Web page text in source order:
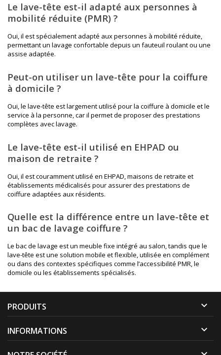
Le lave-tête est-il adapté aux personnes à
mobilité réduite (PMR) ?
Oui, il est spécialement adapté aux personnes à mobilité réduite,
permettant un lavage confortable depuis un fauteuil roulant ou une
assise adaptée.
Peut-on utiliser un lave-tête pour la coiffure
à domicile ?
Oui, le lave-tête est largement utilisé pour la coiffure à domicile et le
service à la personne, car il permet de proposer des prestations
complètes avec lavage.
Le lave-tête est-il utilisé en EHPAD ou
maison de retraite ?
Oui, il est couramment utilisé en EHPAD, maisons de retraite et
établissements médicalisés pour assurer des prestations de
coiffure adaptées aux résidents.
Quelle est la différence entre un lave-tête et
un bac de lavage coiffure ?
Le bac de lavage est un meuble fixe intégré au salon, tandis que le
lave-tête est une solution mobile et flexible, utilisée en complément
ou dans des contextes spécifiques comme l’accessibilité PMR, le
domicile ou les établissements spécialisés.
PRODUITS 
INFORMATIONS 